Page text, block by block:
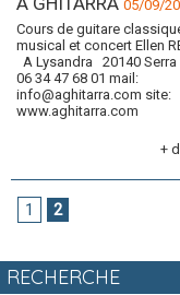
05/09/
Cours de guitare
musical et concert Ellen
A Lysandra 20140 Serra
06 34 47 68 01 mail:
info@aghitarra.com site:
www.aghitarra.com
+
1 2
RECHERCHE